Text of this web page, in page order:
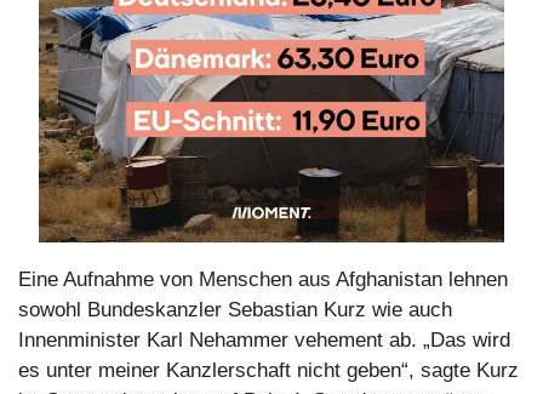
Eine Aufnahme von Menschen aus Afghanistan lehnen
sowohl Bundeskanzler Sebastian Kurz wie auch
Innenminister Karl Nehammer vehement ab. „Das wird
es unter meiner Kanzlerschaft nicht geben“, sagte Kurz